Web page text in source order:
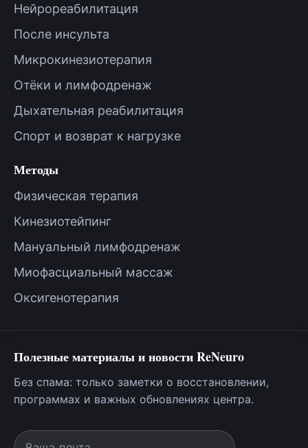
Нейрореабилитация
После инсульта
Микрокинезиотерапия
Отёки и лимфодренаж
Дыхательная реабилитация
Спорт и возврат к нагрузке
Методы
Физическая терапия
Кинезиотейпинг
Мануальный лимфодренаж
Миофасциальный массаж
Оксигенотерапия
Полезные материалы и новости ReNeuro
Без спама: только заметки о восстановлении,
программах и важных обновлениях центра.
Ваша почта